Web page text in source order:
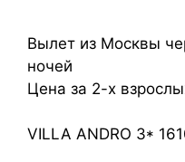
Вылет из Москвы
ночей
Цена за 2-х
VILLA ANDRO 3*